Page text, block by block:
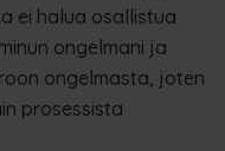
ei halua osallistua
ongelmani ja
ongelmasta, joten
prosessista